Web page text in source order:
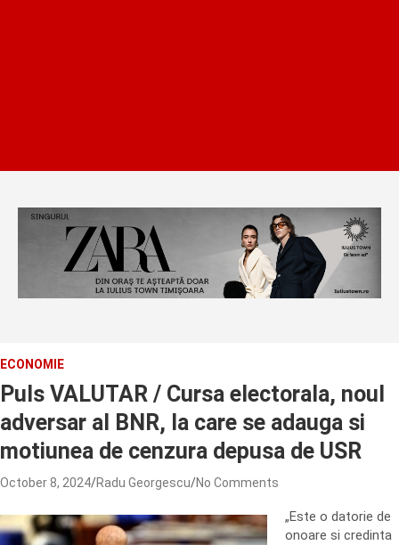
ECONOMIE
Puls VALUTAR / Cursa electorala, noul
adversar al BNR, la care se adauga si
motiunea de cenzura depusa de USR
October 8, 2024 Radu Georgescu No Comments
„Este o datorie de
onoare si credinta